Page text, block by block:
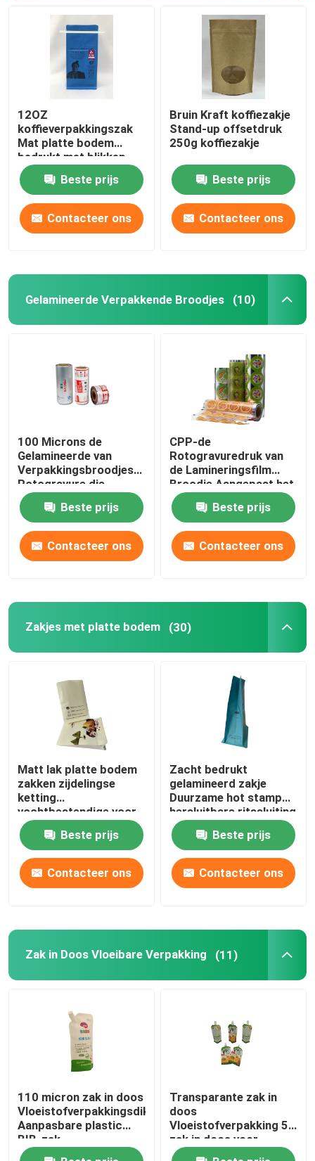
12OZ
koffieverpakkingszak
Mat platte bodem
bedrukt met blikken
stropdas
Beste prijs
Contacteer ons
Bruin Kraft koffiezakje
Stand-up offsetdruk
250g koffiezakje
Beste prijs
Contacteer ons
Gelamineerde Verpakkende Broodjes (10)
100 Microns de
Gelamineerde van
Verpakkingsbroodjes
Rotogravure die
Gelamineerd
Filmbroodje drukken
Beste prijs
Contacteer ons
CPP-de
Rotogravuredruk van
de Lamineringsfilm
Broodje Aangepast het
Lamineren Bladbroodje
Beste prijs
Contacteer ons
Zakjes met platte bodem (30)
Matt lak platte bodem
zakken zijdelingse
ketting
vochtbestendige voor
rijst voedsel
Beste prijs
Contacteer ons
Zacht bedrukt
gelamineerd zakje
Duurzame hot stamp
hersluitbare ritssluiting
Beste prijs
Contacteer ons
Zak in Doos Vloeibare Verpakking (11)
110 micron zak in doos
Vloeistofverpakkingsdikte
Aanpasbare plastic
BIB-zak
Transparante zak in
doos
Vloeistofverpakking 5L
zak in doos voor
waterolie